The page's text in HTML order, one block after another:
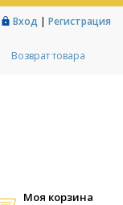
Вход | Регистрация
Возврат товара
Моя корзина